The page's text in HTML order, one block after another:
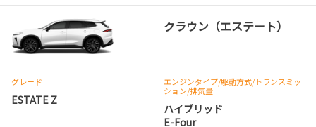
クラウン（エステート）
グレード
ESTATE Z
エンジンタイプ/駆動方式/トランスミッ
ション/排気量
ハイブリッド
E-Four